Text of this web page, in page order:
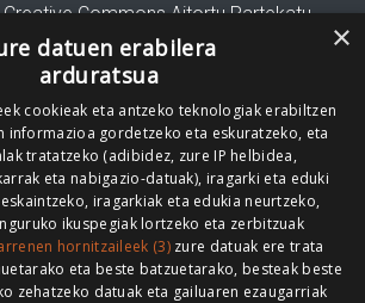
Creative Commons Aitortu Partekatu
Codesyntaxek garatua
LEGE OHARRA PUBLIZITATEA
HARREMANETARAKO RSS
×
datuen erabilera
arduratsua
cookieak eta antzeko teknologiak erabiltzen
informazioa gordetzeko eta eskuratzeko, eta
tratatzeko (adibidez, zure IP helbidea,
eta nabigazio-datuak), iragarki eta eduki
iragarkiak eta edukia neurtzeko,
ikuspegiak lortzeko eta zerbitzuak
hornitzaileek (3)zure datuak ere trata
eta beste batzuetarako, besteak beste
zehatzeko datuak eta gailuaren ezaugarriak